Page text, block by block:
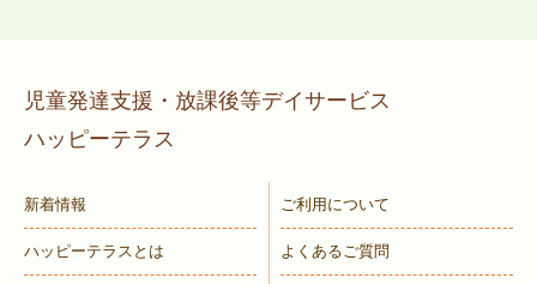
児童発達支援・放課後等デイサービス
ハッピーテラス
新着情報
ハッピーテラスとは
ご利用について
よくあるご質問